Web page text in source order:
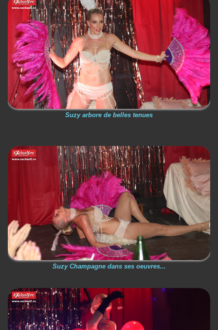
Suzy arbore de belles tenues
Suzy Champagne dans ses oeuvres...